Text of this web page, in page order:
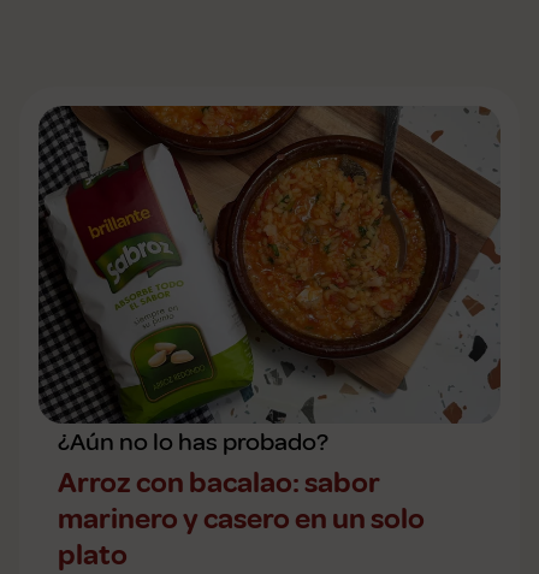
¿Aún no lo has probado?
Arroz con bacalao: sabor
marinero y casero en un solo
plato